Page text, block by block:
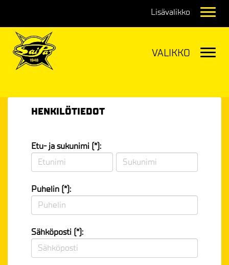
HENKILÖTIEDOT
Etu- ja sukunimi (*):
Puhelin (*):
Sähköposti (*):